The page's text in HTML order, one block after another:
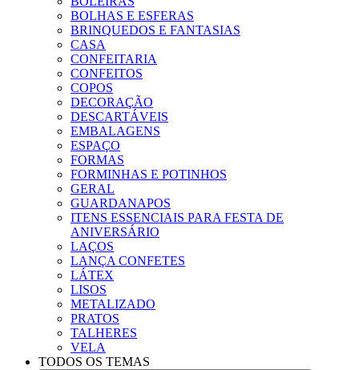
BOLHAS E ESFERAS
BRINQUEDOS E FANTASIAS
CASA
CONFEITARIA
CONFEITOS
COPOS
DECORAÇÃO
DESCARTÁVEIS
EMBALAGENS
ESPAÇO
FORMAS
FORMINHAS E POTINHOS
GERAL
GUARDANAPOS
ITENS ESSENCIAIS PARA FESTA DE
ANIVERSÁRIO
LAÇOS
LANÇA CONFETES
LÁTEX
LISOS
METALIZADO
PRATOS
TALHERES
VELA
TODOS OS TEMAS